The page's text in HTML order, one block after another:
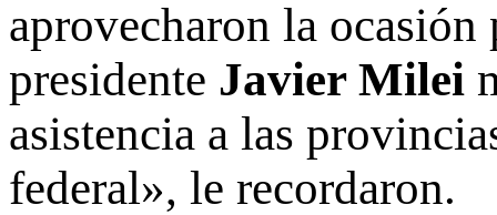
aprovecharon la
presidente Javier Milei
asistencia a las
federal», le recordaron.